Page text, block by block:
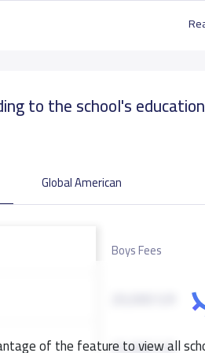
to the school's
of the feature to view all
Global American
Boys Fees
20,000 S.R